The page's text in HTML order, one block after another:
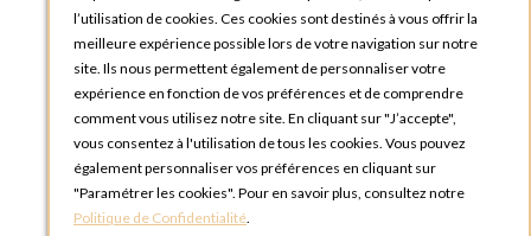
Rue du Clos Tellier
76800 Saint-Etienne-du-Rouvray
FRANCE
Téléphone :+33 2 35 08 38 53
OPTIONS TOULOUSE
6 rue Gaye Marie, ZAC de Saint-Martin du Touch
31300 Toulouse
FRANCE
l’utilisation de cookies. Ces cookies sont destinés à vous offrir la
meilleure expérience possible lors de votre navigation sur notre
site. Ils nous permettent également de personnaliser votre
expérience en fonction de vos préférences et de comprendre
comment vous utilisez notre site. En cliquant sur "J’accepte",
vous consentez à l'utilisation de tous les cookies. Vous pouvez
également personnaliser vos préférences en cliquant sur
"Paramétrer les cookies". Pour en savoir plus, consultez notre
Politique de Confidentialité.